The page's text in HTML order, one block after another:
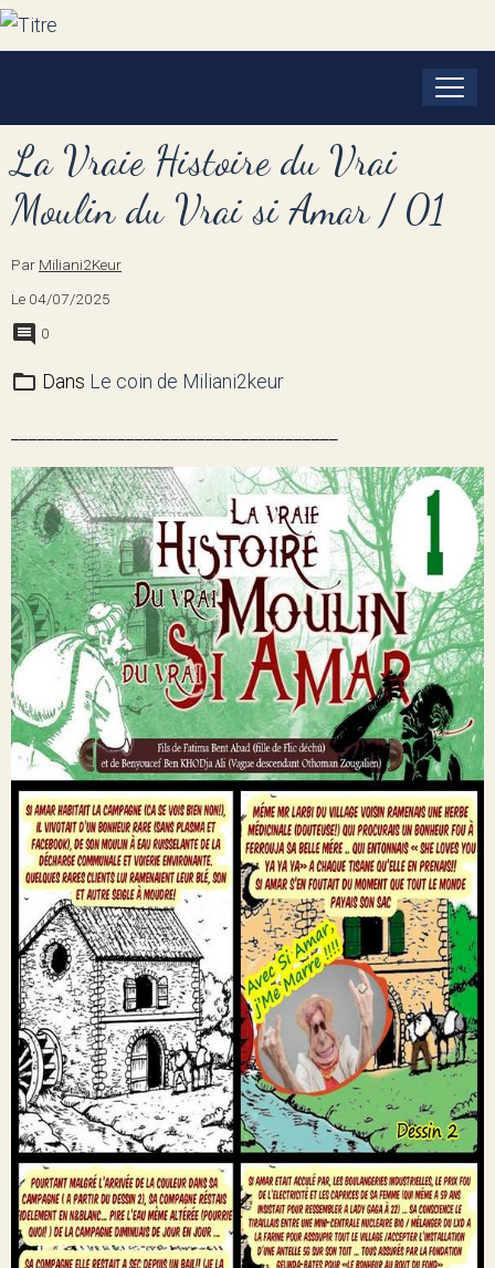
La Vraie Histoire du Vrai
Moulin du Vrai si Amar / 01
Par Miliani2Keur
Le 04/07/2025
0
Dans Le coin de Miliani2keur